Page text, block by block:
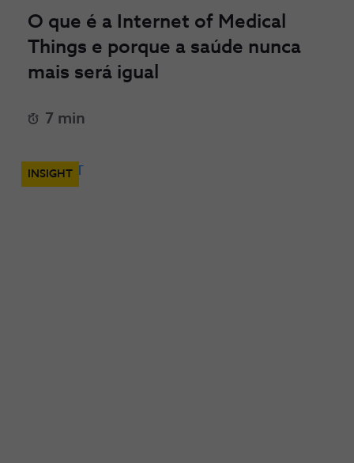
O que é a Internet of Medical
Things e porque a saúde nunca
mais será igual
7 min
INSIGHT